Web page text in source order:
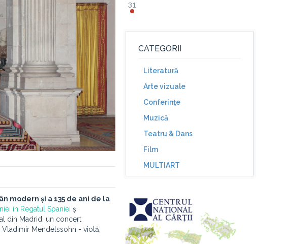
modern și a135 de ani de la
în Regatul Spaniei și
din Madrid, un concert
Mendelssohn - violă,
31
CATEGORII
Literatură
Arte vizuale
Conferinţe
Muzică
Teatru & Dans
Film
MULTIART